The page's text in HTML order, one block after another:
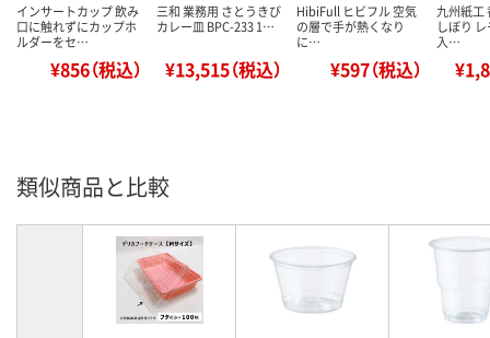
インサートカップ 飲み
口に触れずにカップホ
ルダーをセ…
¥856（税込）
三和 業務用 さとうきび
カレー皿 BPC-233 1…
¥13,515（税込）
HibiFull ヒビフル 空気
の層で手が熱くなり
に…
¥597（税込）
九州紙工
しぼり レ
入…
類似商品と比較